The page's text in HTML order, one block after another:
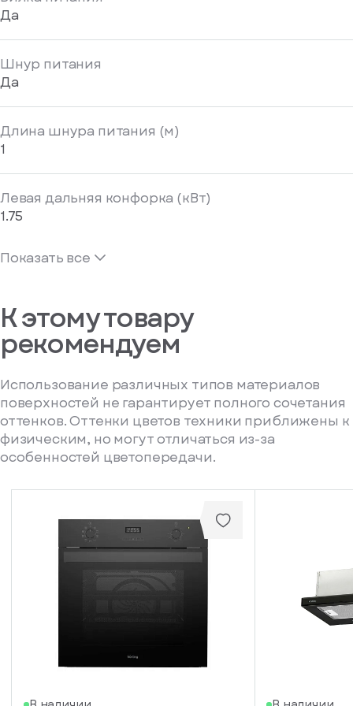
Да
Шнур питания
Да
Длина шнура питания (м)
1
Левая дальняя конфорка (кВт)
1.75
Показать все
К этому товару
рекомендуем
Использование различных типов материалов
поверхностей не гарантирует полного сочетания
оттенков. Оттенки цветов техники приближены к
физическим, но могут отличаться из-за
особенностей цветопередачи.